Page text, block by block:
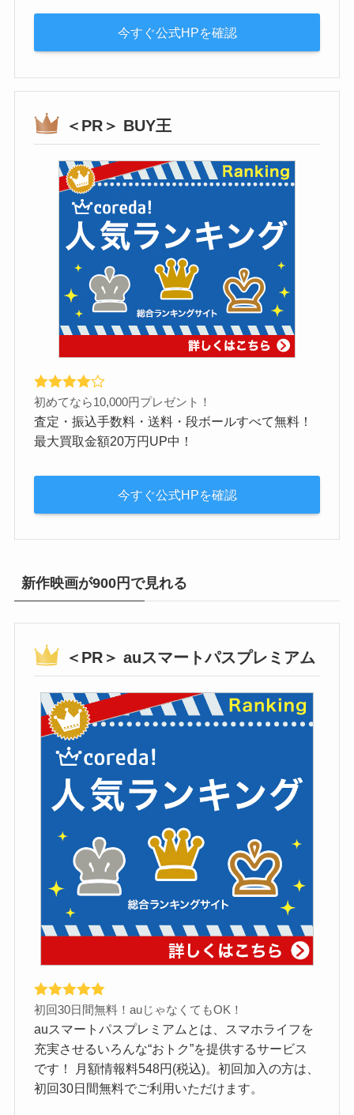
今すぐ公式HPを確認
＜PR＞ BUY王
初めてなら10,000円プレゼント！
査定・振込手数料・送料・段ボールすべて無料！
最大買取金額20万円UP中！
今すぐ公式HPを確認
新作映画が900円で見れる
＜PR＞ auスマートパスプレミアム
初回30日間無料！auじゃなくてもOK！
auスマートパスプレミアムとは、スマホライフを
充実させるいろんな“おトク”を提供するサービス
です！ 月額情報料548円(税込)。初回加入の方は、
初回30日間無料でご利用いただけます。